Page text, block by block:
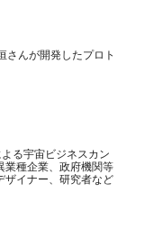
さんが開発したプロト
る宇宙ビジネスカン
業種企業、政府機関等
ザイナー、研究者など